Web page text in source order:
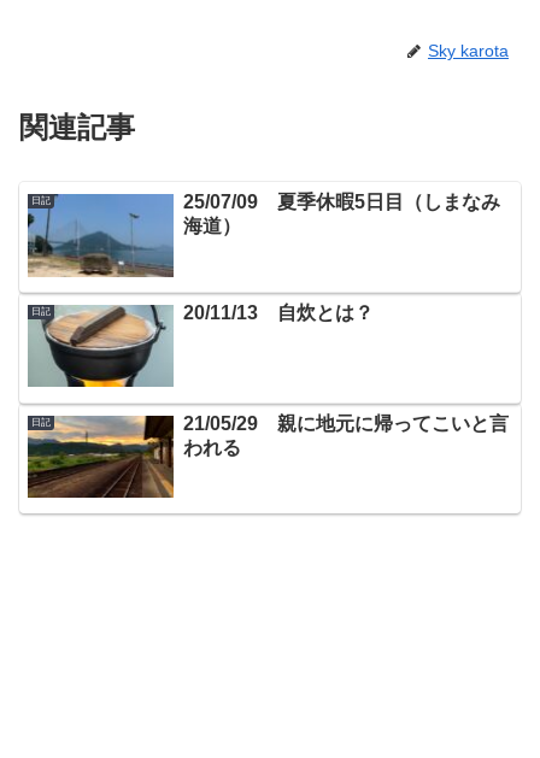
Sky karota
関連記事
日記
25/07/09 夏季休暇5日目（しまなみ
海道）
日記 20/11/13 自炊とは？
日記
21/05/29 親に地元に帰ってこいと言
われる